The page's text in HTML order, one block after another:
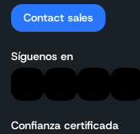
Contact sales
Síguenos en
Confianza certificada